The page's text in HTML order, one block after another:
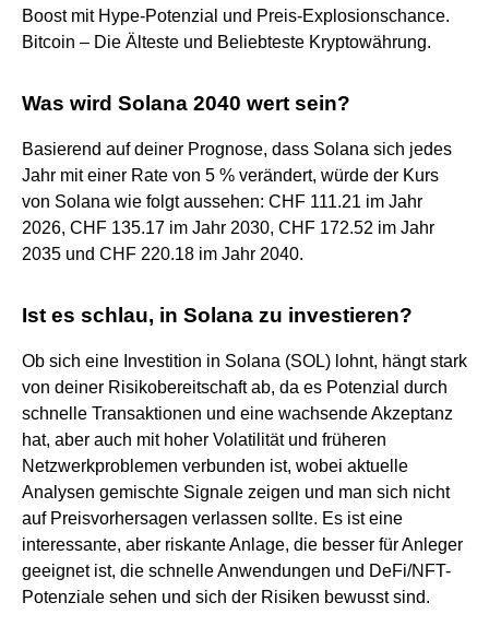
Boost mit Hype-Potenzial und Preis-Explosionschance.
Bitcoin – Die Älteste und Beliebteste Kryptowährung.
Was wird Solana 2040 wert sein?
Basierend auf deiner Prognose, dass Solana sich jedes
Jahr mit einer Rate von 5 % verändert, würde der Kurs
von Solana wie folgt aussehen: CHF 111.21 im Jahr
2026, CHF 135.17 im Jahr 2030, CHF 172.52 im Jahr
2035 und CHF 220.18 im Jahr 2040.
Ist es schlau, in Solana zu investieren?
Ob sich eine Investition in Solana (SOL) lohnt, hängt stark
von deiner Risikobereitschaft ab, da es Potenzial durch
schnelle Transaktionen und eine wachsende Akzeptanz
hat, aber auch mit hoher Volatilität und früheren
Netzwerkproblemen verbunden ist, wobei aktuelle
Analysen gemischte Signale zeigen und man sich nicht
auf Preisvorhersagen verlassen sollte. Es ist eine
interessante, aber riskante Anlage, die besser für Anleger
geeignet ist, die schnelle Anwendungen und DeFi/NFT-
Potenziale sehen und sich der Risiken bewusst sind.